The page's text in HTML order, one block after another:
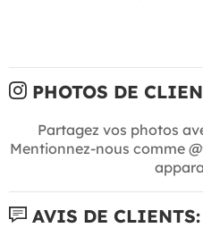
PHOTOS DE
Partagez vos photos
Mentionnez-nous comme
AVIS DE CLIENTS: